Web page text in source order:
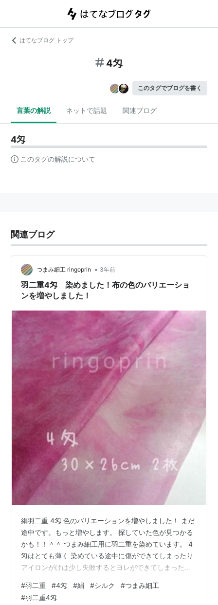
はてなブログ トップ
4匁
このタグでブログを書く
言葉の解説 ネットで話題 関連ブログ
4匁
このタグの解説について
関連ブログ
つまみ細工 ringoprin • 3年前
羽二重4匁 染めました！布の色のバリエーショ
ンを増やしました！
絹羽二重 4匁 色のバリエーションを増やしました！ まだ
途中です。もっと増やします。 探していた色が見つかる
かも！！＾＾ つまみ細工用に羽二重を染めています。 4
匁はとても薄く 染めている途中に傷ができてしまったり
アイロンがけは少し失敗するとヨレができてしまったり
格のものもあります。 1枚の布としてみると 少しの傷や
染料とびなども気になりますがつまみ細工に使う場合は
#羽二重 #4匁 #絹 #シルク #つまみ細工
#羽二重4匁